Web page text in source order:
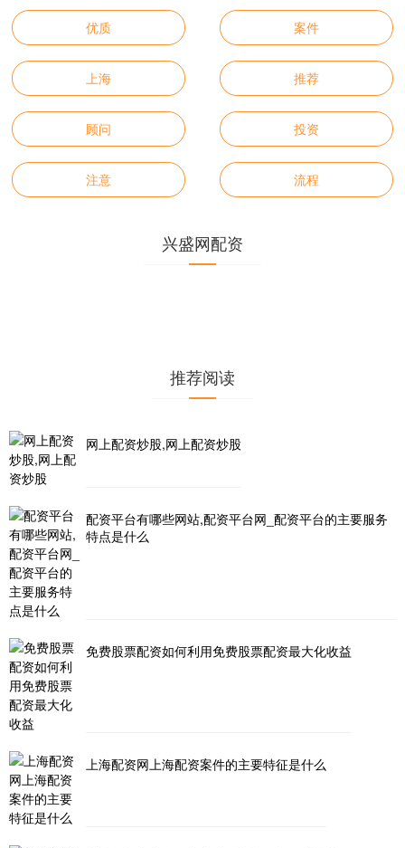
优质 案件
上海 推荐
顾问 投资
注意 流程
兴盛网配资
推荐阅读
网上配资炒股,网上配资炒股
配资平台有哪些网站,配资平台网_配资平台的主要服务
特点是什么
免费股票配资如何利用免费股票配资最大化收益
上海配资网上海配资案件的主要特征是什么